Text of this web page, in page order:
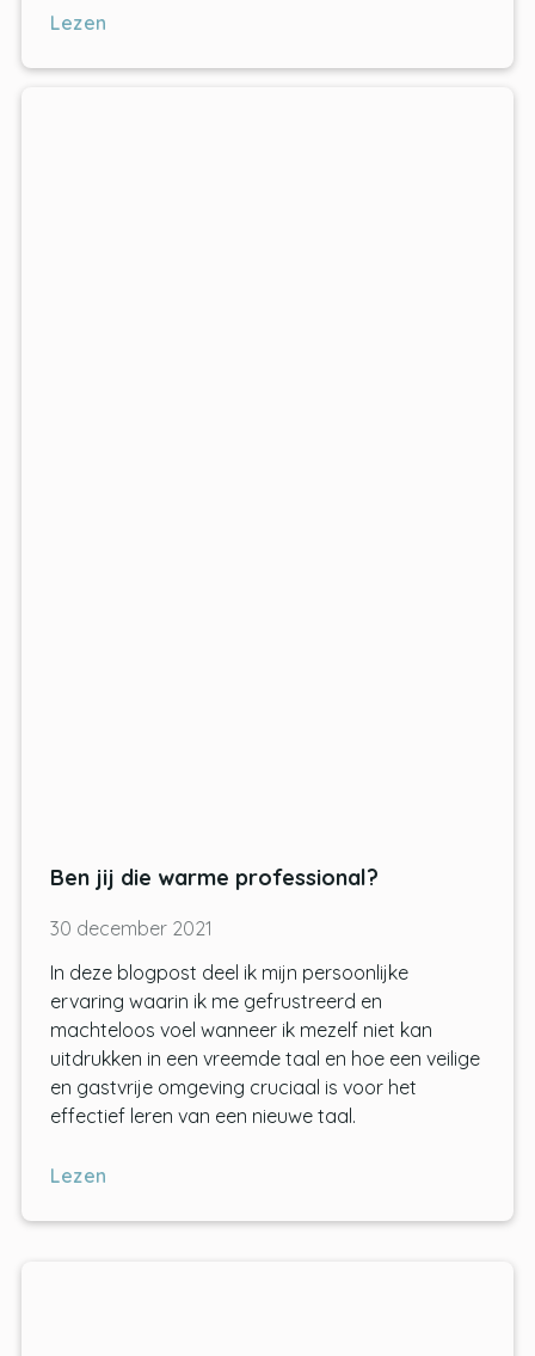
Lezen
Ben jij die warme professional?
30 december 2021
In deze blogpost deel ik mijn persoonlijke
ervaring waarin ik me gefrustreerd en
machteloos voel wanneer ik mezelf niet kan
uitdrukken in een vreemde taal en hoe een veilige
en gastvrije omgeving cruciaal is voor het
effectief leren van een nieuwe taal.
Lezen